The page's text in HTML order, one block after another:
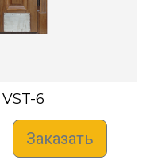
VST-6
Заказать